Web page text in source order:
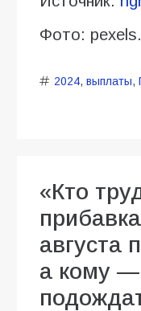
Фото:
2024, выплаты,
«Кто
августа
а кому —